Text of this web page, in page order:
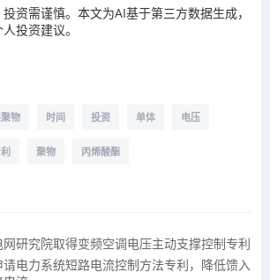
资需谨慎。本文为AI基于第三方数据生成，
投资建议。
物 时间 投资 单体 电压
聚物 丙烯酸酯
网研究院取得变频空调电压主动支撑控制专利
电力系统短路电流控制方法专利，降低馈入